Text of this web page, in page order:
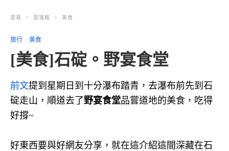
首頁 部落格 美食
旅行 美食
[美食]石碇。野宴食堂
前文提到星期日到十分瀑布踏青，去瀑布前先到石
碇走山，順道去了野宴食堂品嘗道地的美食，吃得
好撐~
好東西要與好網友分享，就在這介紹這間深藏在石